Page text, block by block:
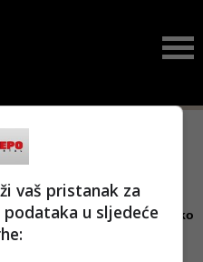
STRADAO KOMŠIJA BRACO
Gubi joj se svaki trag: Niko
vaš pristanak za
u sljedeće